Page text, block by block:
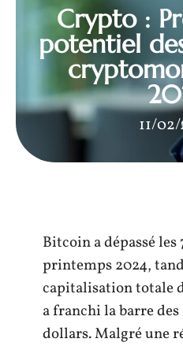
Crypto :
potentiel
11/
Bitcoin a dépassé
printemps 2024,
capitalisation totale
a franchi la barre
dollars. Malgré une